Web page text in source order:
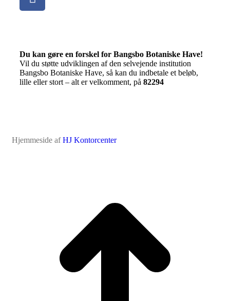
Du kan gøre en forskel for Bangsbo Botaniske Have!
Vil du støtte udviklingen af den selvejende institution
Bangsbo Botaniske Have, så kan du indbetale et beløb,
lille eller stort – alt er velkomment, på 82294
Hjemmeside afHJ Kontorcenter